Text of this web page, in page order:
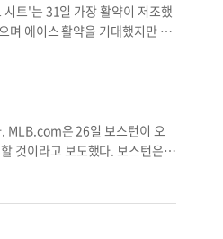
시즌 30홈런 타자가 실종됐다.
면 잠실구장(733)과 고척스카
'두려움'은 익히 알려져 있다. 잠
감한 사례도 있다. 해태 홍현우
록했다. 2009~2015년 LG에선
며 에이스 활약을 기대했지만 실
홈런을 55개나 허용하고 결국
그러나 에인절스에서 겨우 2년
쓰자카 다이스케(37)는 20위로
4.52)로 역시 기대에 못 미쳤
고 보도했다. 보스턴은
결번한다.